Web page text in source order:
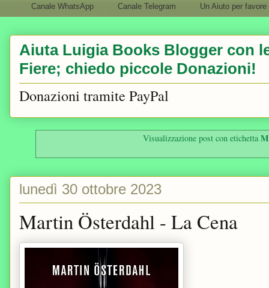
Canale WhatsApp Canale Telegram Un Aiuto per favore
Aiuta Luigia Books Blogger con
Fiere; chiedo piccole Donazioni!
Donazioni tramite PayPal
Visualizzazione post con etichetta
lunedì 30 ottobre 2023
Martin Österdahl - La Cena